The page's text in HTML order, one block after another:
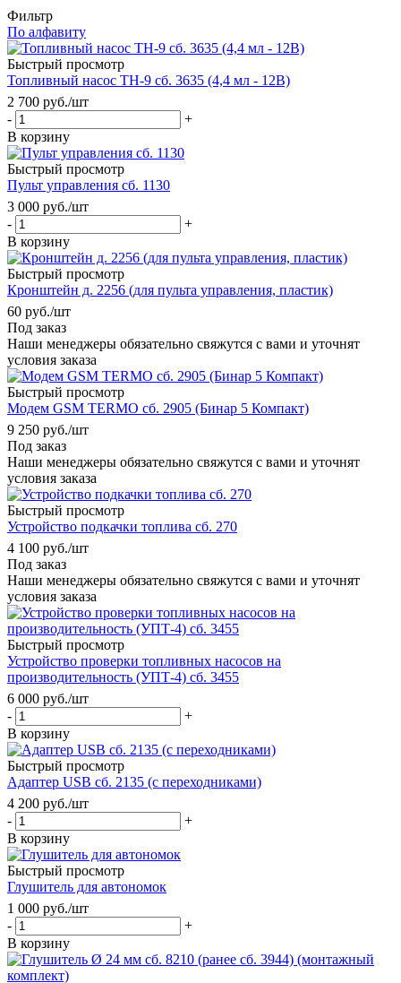
Фильтр
По алфавиту
Быстрый просмотр
Топливный насос ТН-9 сб. 3635 (4,4 мл - 12В)
2 700 руб./шт
-
+
В корзину
Быстрый просмотр
Пульт управления сб. 1130
3 000 руб./шт
-
+
В корзину
Быстрый просмотр
Кронштейн д. 2256 (для пульта управления, пластик)
60 руб./шт
Под заказ
Наши менеджеры обязательно свяжутся с вами и уточнят
условия заказа
Быстрый просмотр
Модем GSM TERMO сб. 2905 (Бинар 5 Компакт)
9 250 руб./шт
Под заказ
Наши менеджеры обязательно свяжутся с вами и уточнят
условия заказа
Быстрый просмотр
Устройство подкачки топлива сб. 270
4 100 руб./шт
Под заказ
Наши менеджеры обязательно свяжутся с вами и уточнят
условия заказа
Быстрый просмотр
Устройство проверки топливных насосов на
производительность (УПТ-4) сб. 3455
6 000 руб./шт
-
+
В корзину
Быстрый просмотр
Адаптер USB сб. 2135 (с переходниками)
4 200 руб./шт
-
+
В корзину
Быстрый просмотр
Глушитель для автономок
1 000 руб./шт
-
+
В корзину